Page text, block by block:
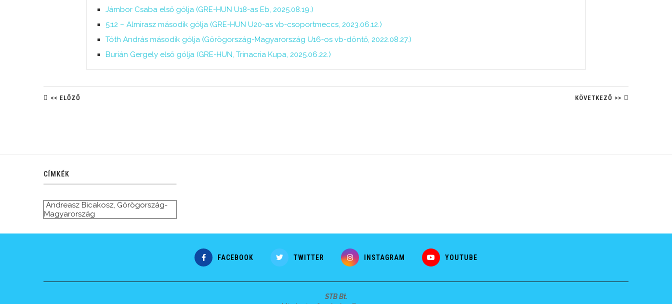
Jámbor Csaba első gólja (GRE-HUN U18-as Eb, 2025.08.19.)
5:12 – Almirasz második gólja (GRE-HUN U20-as vb-csoportmeccs, 2023.06.12.)
Tóth András második gólja (Görögország-Magyarország U16-os vb-döntő, 2022.08.27.)
Burián Gergely első gólja (GRE-HUN, Trinacria Kupa, 2025.06.22.)
<< ELŐZŐ KÖVETKEZŐ >>
CÍMKÉK
Andreasz Bicakosz, Görögország-
Magyarország
FACEBOOK TWITTER INSTAGRAM YOUTUBE
STB Bt.